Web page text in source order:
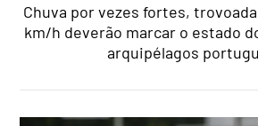
Chuva por vezes fortes,
km/h deverão marcar o estado
arquipélagos